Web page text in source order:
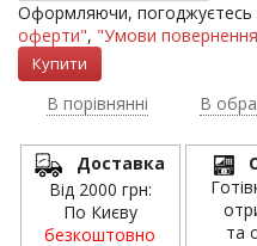
Оформляючи, погоджуєтесь
оферти", "Умови
В порівнянні В
Доставка
Від 2000 грн:
По Києву
безкоштовно
та